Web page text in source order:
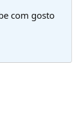
com gosto